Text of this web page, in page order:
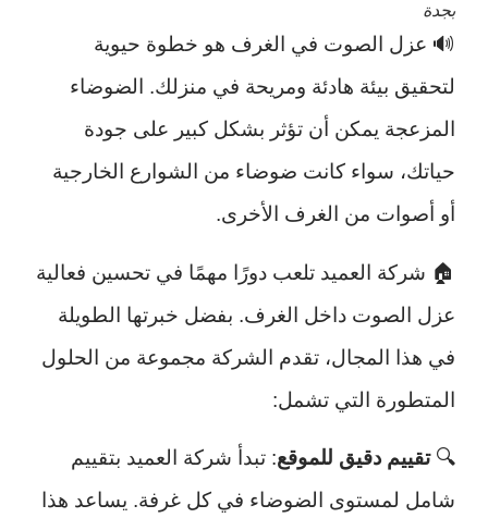
بجدة
🔊 عزل الصوت في الغرف هو خطوة حيوية
لتحقيق بيئة هادئة ومريحة في منزلك. الضوضاء
المزعجة يمكن أن تؤثر بشكل كبير على جودة
حياتك، سواء كانت ضوضاء من الشوارع الخارجية
أو أصوات من الغرف الأخرى.
🏠 شركة العميد تلعب دورًا مهمًا في تحسين فعالية
عزل الصوت داخل الغرف. بفضل خبرتها الطويلة
في هذا المجال، تقدم الشركة مجموعة من الحلول
المتطورة التي تشمل:
🔍تقييم دقيق للموقع: تبدأ شركة العميد بتقييم
شامل لمستوى الضوضاء في كل غرفة. يساعد هذا